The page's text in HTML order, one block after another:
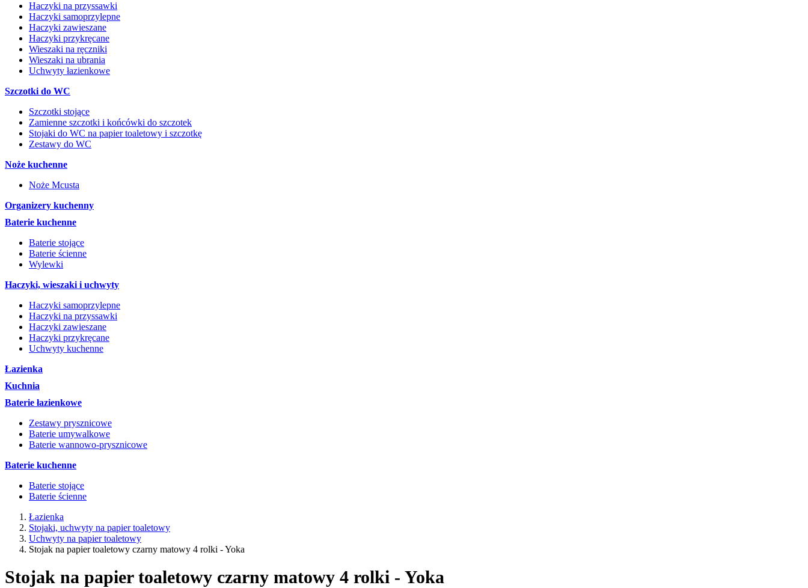
Haczyki na przyssawki
Haczyki samoprzylepne
Haczyki zawieszane
Haczyki przykręcane
Wieszaki na ręczniki
Wieszaki na ubrania
Uchwyty łazienkowe
Szczotki do WC
Szczotki stojące
Zamienne szczotki i końcówki do szczotek
Stojaki do WC na papier toaletowy i szczotkę
Zestawy do WC
Noże kuchenne
Noże Mcusta
Organizery kuchenny
Baterie kuchenne
Baterie stojące
Baterie ścienne
Wylewki
Haczyki, wieszaki i uchwyty
Haczyki samoprzylepne
Haczyki na przyssawki
Haczyki zawieszane
Haczyki przykręcane
Uchwyty kuchenne
Łazienka
Kuchnia
Baterie łazienkowe
Zestawy prysznicowe
Baterie umywalkowe
Baterie wannowo-prysznicowe
Baterie kuchenne
Baterie stojące
Baterie ścienne
Łazienka
Stojaki, uchwyty na papier toaletowy
Uchwyty na papier toaletowy
Stojak na papier toaletowy czarny matowy 4 rolki - Yoka
Stojak na papier toaletowy czarny matowy 4 rolki - Yoka